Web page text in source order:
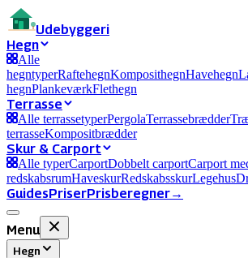
Udebyggeri
Hegn
Alle
hegntyperRaftehegnKomposithegnHavehegn
hegnPlankeværkFlethegn
Terrasse
Alle terrassetyperPergolaTerrassebrædder
terrasseKompositbrædder
Skur & Carport
Alle typerCarportDobbelt carportCarport
redskabsrumHaveskurRedskabsskurLegehus
GuidesPriserPrisberegner→
Menu
Hegn